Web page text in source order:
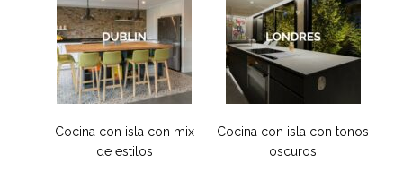
Cocina con isla con mix
de estilos
Cocina con isla con tonos
oscuros